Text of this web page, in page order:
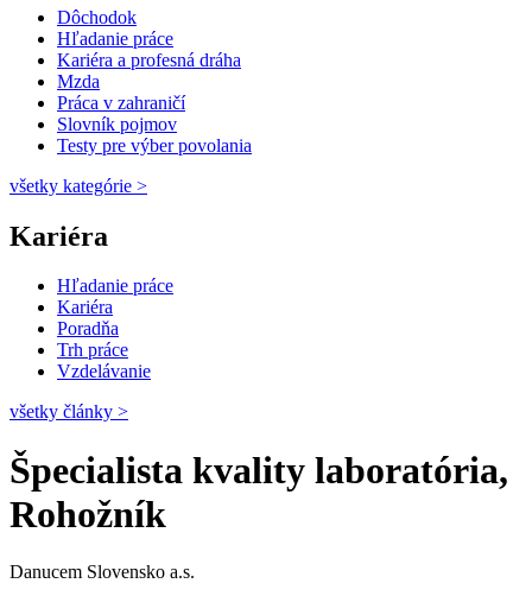
Dôchodok
Hľadanie práce
Kariéra a profesná dráha
Mzda
Práca v zahraničí
Slovník pojmov
Testy pre výber povolania
všetky kategórie >
Kariéra
Hľadanie práce
Kariéra
Poradňa
Trh práce
Vzdelávanie
všetky články >
Špecialista kvality laboratória,
Rohožník
Danucem Slovensko a.s.